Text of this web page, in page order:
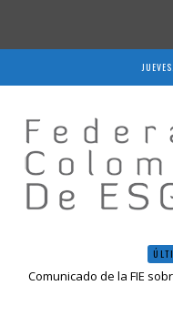
Comunicado de la FIE